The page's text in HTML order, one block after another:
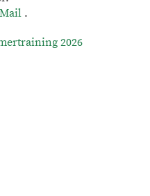
Mail .
2026